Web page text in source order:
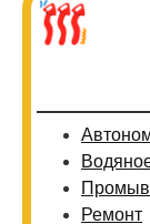
Ремонт